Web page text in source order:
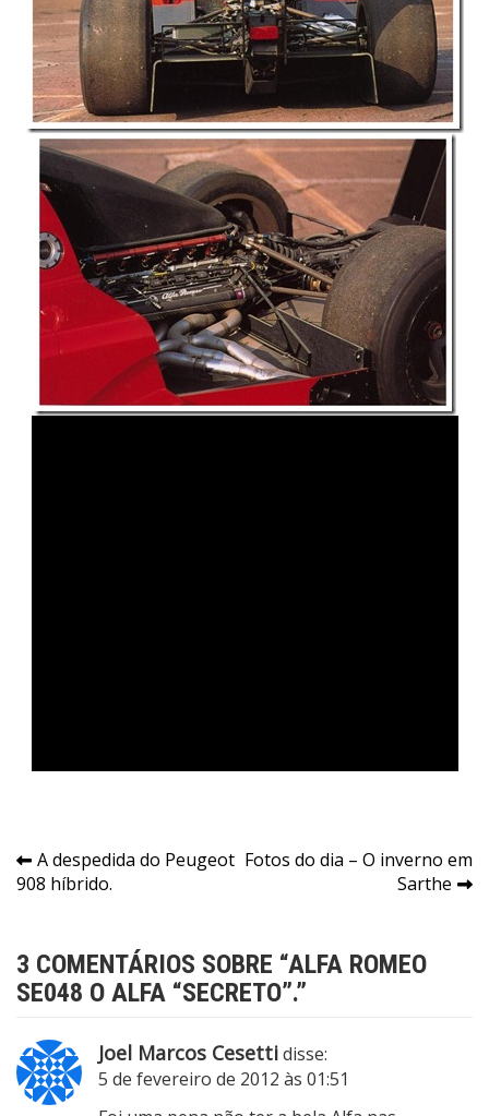
Navegação
de
A despedida do Peugeot
908 híbrido.
Fotos do dia – O inverno em
Sarthe
3 COMENTÁRIOS SOBRE “ALFA ROMEO
SE048 O ALFA “SECRETO”.”
Joel Marcos Cesettidisse:
5 de fevereiro de 2012 às 01:51